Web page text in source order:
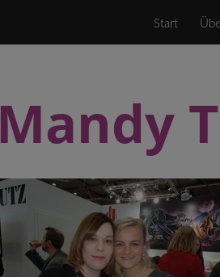
Start
Mandy